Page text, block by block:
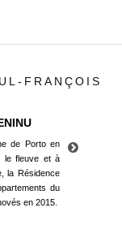
FRANÇOIS
de Porto en
le fleuve et à
la Résidence
du
en 2015.